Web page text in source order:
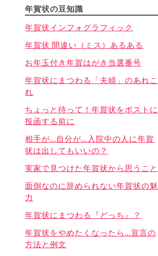
年賀状の豆知識
年賀状インフォグラフィック
年賀状 間違い（ミス）あるある
お年玉付き年賀はがき当選番号
年賀状にまつわる「夫婦」のあれこ
れ
ちょっと待って！年賀状をポストに
投函する前に
相手が…自分が…入院中の人に年賀
状は出してもいいの？
実家で見つけた年賀状から思うこと
面倒なのに辞められない年賀状の魅
力
年賀状にまつわる『どっち』？
年賀状をやめたくなったら…宣言の
方法と例文